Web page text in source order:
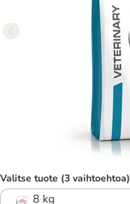
Valitse tuote (3 vaihtoehtoa)
8 kg